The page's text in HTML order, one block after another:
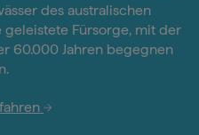
des australischen
Fürsorge, mit der
60.000 Jahren begegnen